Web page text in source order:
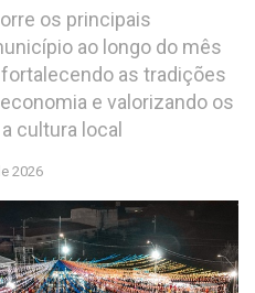
os principais
ao longo do mês
as tradições
e valorizando os
cultura local
2026